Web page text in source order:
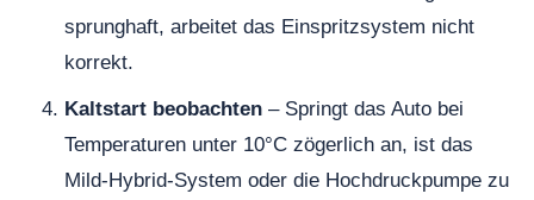
sprunghaft, arbeitet das Einspritzsystem nicht
korrekt.
Kaltstart beobachten – Springt das Auto bei
Temperaturen unter 10°C zögerlich an, ist das
Mild-Hybrid-System oder die Hochdruckpumpe zu